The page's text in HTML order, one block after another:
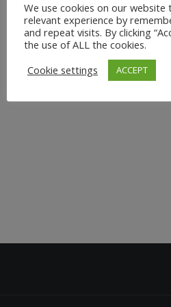
Dienstagabend im Fitness
Holmes Place am Seestern
die frische Luft und die
während du dich in fließenden
bewegst....
1. August 2024
We use cookies on our
relevant experience by
and repeat visits. By clicking
the use of ALL the cookies.
Cookie settings
ACCEPT